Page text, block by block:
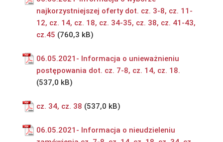
najkorzystniejszej oferty dot. cz. 3-8, cz. 11-
12, cz. 14, cz. 18, cz. 34-35, cz. 38, cz. 41-43,
cz.45
06.05.2021- Informacja o unieważnieniu
postępowania dot. cz. 7-8, cz. 14, cz. 18.
cz. 34, cz. 38
06.05.2021- Informacja o nieudzieleniu